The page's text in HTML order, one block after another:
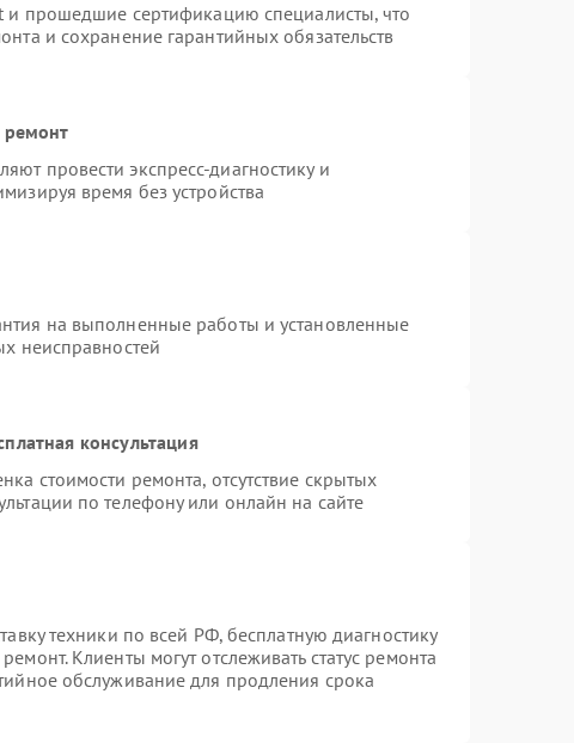
и прошедшие сертификацию специалисты, что
и сохранение гарантийных обязательств
ремонт
провести экспресс-диагностику и
время без устройства
на выполненные работы и установленные
неисправностей
консультация
стоимости ремонта, отсутствие скрытых
по телефону или онлайн на сайте
техники по всей РФ, бесплатную диагностику
Клиенты могут отслеживать статус ремонта
обслуживание для продления срока